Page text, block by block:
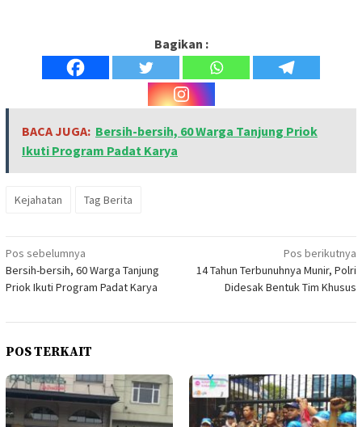
Bagikan :
BACA JUGA: Bersih-bersih, 60 Warga Tanjung Priok
Ikuti Program Padat Karya
Kejahatan Tag Berita
Navigasi
pos
Pos sebelumnya
Bersih-bersih, 60 Warga Tanjung
Priok Ikuti Program Padat Karya
Pos berikutnya
14 Tahun Terbunuhnya Munir, Polri
Didesak Bentuk Tim Khusus
POS TERKAIT